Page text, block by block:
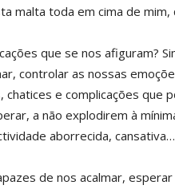
malta toda em cima de mim,
que se nos afiguram?
controlar as nossas
e complicações que
a não explodirem à
aborrecida, cansativa…
de nos acalmar,